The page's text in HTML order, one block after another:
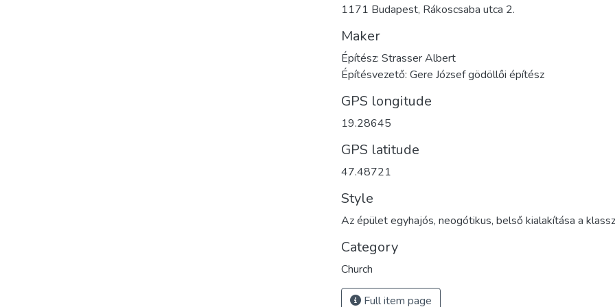
1171 Budapest, Rákoscsaba utca 2.
Maker
Építész: Strasser Albert
Építésvezető: Gere József gödöllői építész
GPS longitude
19.28645
GPS latitude
47.48721
Style
Az épület egyhajós, neogótikus, belső kialakítása a
Category
Church
Full item page